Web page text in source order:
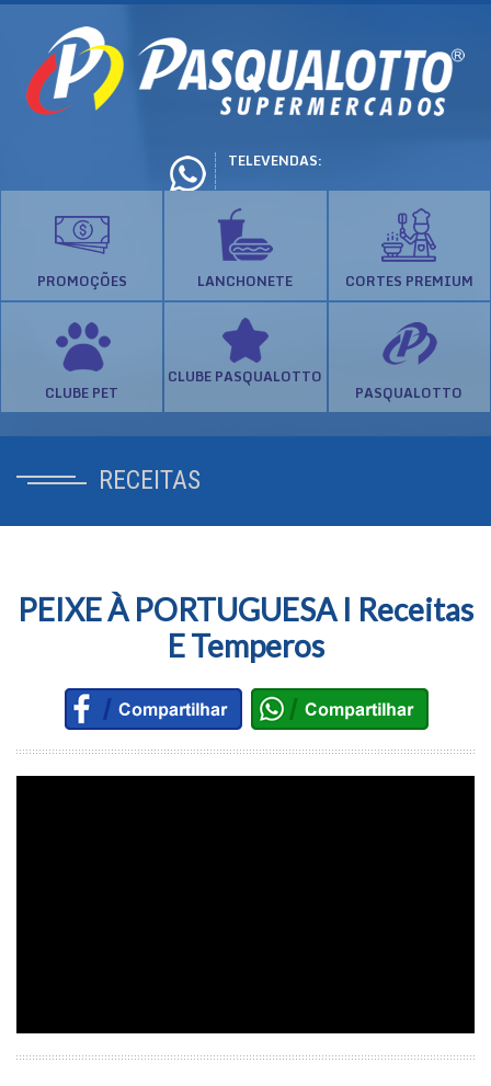
TELEVENDAS:
PROMOÇÕES LANCHONETE CORTES PREMIUM
CLUBE PET
CLUBE PASQUALOTTO
PASQUALOTTO
RECEITAS
PEIXE À PORTUGUESA I Receitas
E Temperos